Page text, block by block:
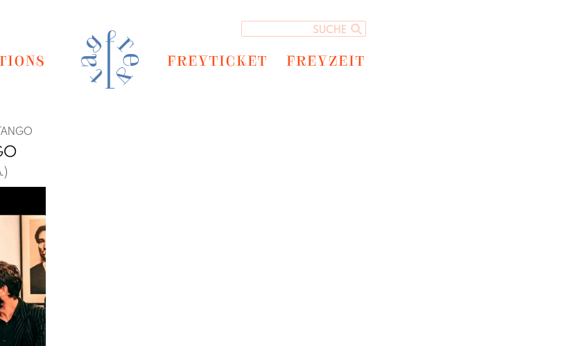
FREYTICKET FREYZEIT
TANGO
Next